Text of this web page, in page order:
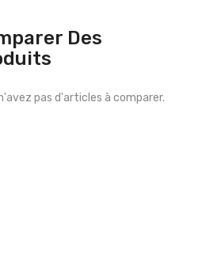
Des
pas d'articles à comparer.